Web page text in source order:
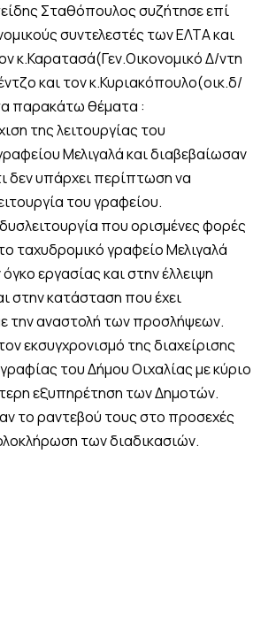
Σταθόπουλος συζήτησε επί
συντελεστές των ΕΛΤΑ και
κ.Καρατασά(Γεν.Οικονομικό Δ/ντη
και τον κ.Κυριακόπουλο(οικ.δ/
παρακάτω θέματα :
της λειτουργίας του
Μελιγαλά και διαβεβαίωσαν
δεν υπάρχει περίπτωση να
του γραφείου.
που ορισμένες φορές
ταχυδρομικό γραφείο Μελιγαλά
εργασίας και στην έλλειψη
στην κατάσταση που έχει
την αναστολή των προσλήψεων.
εκσυγχρονισμό της διαχείρισης
του Δήμου Οιχαλίας με κύριο
εξυπηρέτηση των Δημοτών.
το ραντεβού τους στο προσεχές
των διαδικασιών.